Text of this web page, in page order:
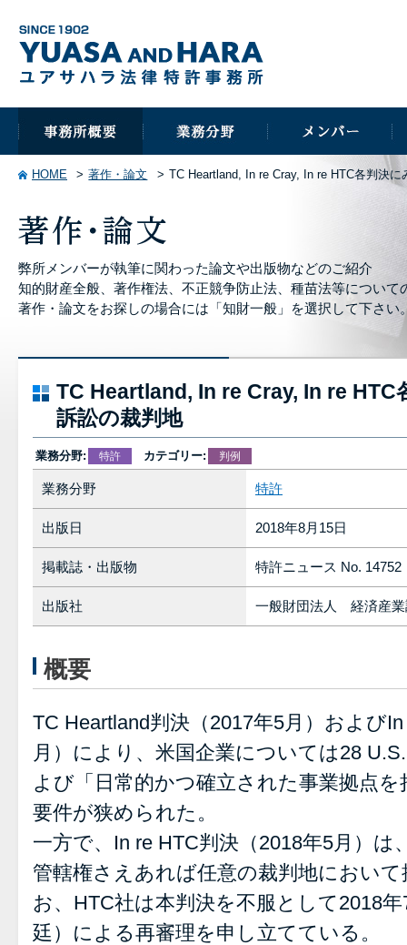
HOME 著作・論文 TC Heartland, In re Cray, In re HTC各判決
弊所メンバーが執筆に関わった論文や出版物などのご紹介
知的財産全般、著作権法、不正競争防止法、種苗法等について
著作・論文をお探しの場合には「知財一般」を選択して下さい
TC Heartland, In re Cray, In re HTC
訴訟の裁判地
業務分野: 特許 カテゴリー: 判例
業務分野 特許
出版日 2018年8月15日
掲載誌・出版物 特許ニュース No. 14752
出版社 一般財団法人 経済産業
概要
TC Heartland判決（2017年5月）および
月）により、米国企業については28
よび「日常的かつ確立された事業拠点
要件が狭められた。
一方で、In re HTC判決（2018年5月）
管轄権さえあれば任意の裁判地におい
お、HTC社は本判決を不服として2018
廷）による再審理を申し立てている。